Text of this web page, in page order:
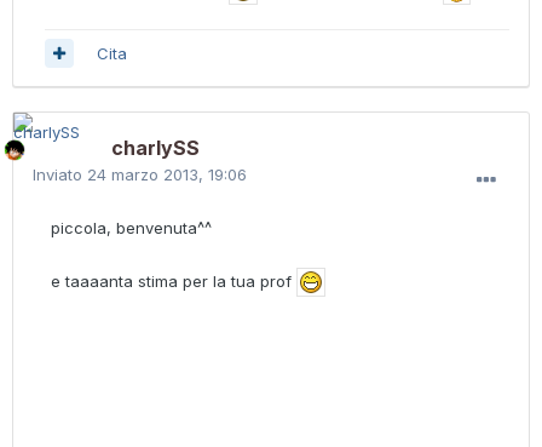
Cita
charlySS
Inviato 24 marzo 2013, 19:06
piccola, benvenuta^^
e taaaanta stima per la tua prof